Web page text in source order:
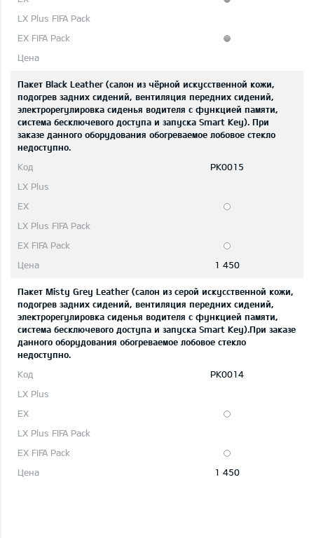
Пакет Black Leather (салон из чёрной искусственной кожи,
подогрев задних сидений, вентиляция передних сидений,
электрорегулировка сиденья водителя с функцией памяти,
система бесключевого доступа и запуска Smart Key). При
заказе данного оборудования обогреваемое лобовое стекло
недоступно.
PK0015
1 450
Пакет Misty Grey Leather (салон из серой искусственной кожи,
подогрев задних сидений, вентиляция передних сидений,
электрорегулировка сиденья водителя с функцией памяти,
система бесключевого доступа и запуска Smart Key).При заказе
данного оборудования обогреваемое лобовое стекло
недоступно.
PK0014
1 450